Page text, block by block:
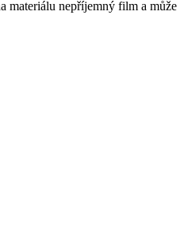
materiálu nepříjemný film a může